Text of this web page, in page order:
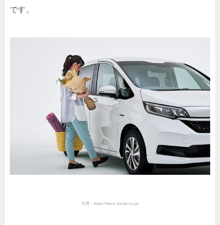
です。
引用：https://www.honda.co.jp/